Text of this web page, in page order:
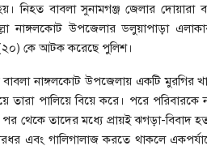
নিহত বাবলা সুনামগঞ্জ জেলার দোয়ারা
নাঙ্গলকোট উপজেলার ডলুয়াপাড়া
(২০) কে আটক করেছে পুলিশ।
নাঙ্গলকোট উপজেলায় একটি মুরগির
তারা পালিয়ে বিয়ে করে। পরে পরিবারকে
থেকে তাদের মধ্যে প্রায়ই ঝগড়া-বিবাদ
এবং গালিগালাজ করতে থাকলে একপর্যায়ে